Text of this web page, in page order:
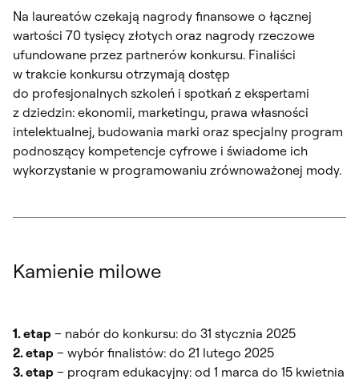
Na laureatów czekają nagrody finansowe o łącznej
wartości 70 tysięcy złotych oraz nagrody rzeczowe
ufundowane przez partnerów konkursu. Finaliści
w trakcie konkursu otrzymają dostęp
do profesjonalnych szkoleń i spotkań z ekspertami
z dziedzin: ekonomii, marketingu, prawa własności
intelektualnej, budowania marki oraz specjalny program
podnoszący kompetencje cyfrowe i świadome ich
wykorzystanie w programowaniu zrównoważonej mody.
Kamienie milowe
1. etap – nabór do konkursu: do 31 stycznia 2025
2. etap – wybór finalistów: do 21 lutego 2025
3. etap – program edukacyjny: od 1 marca do 15 kwietnia